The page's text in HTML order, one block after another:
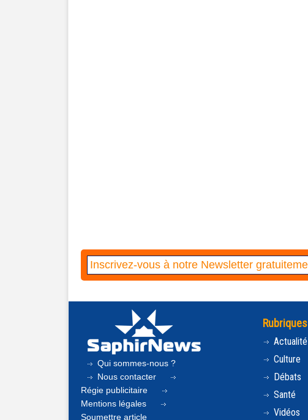
Qui sommes-nous ?
Nous contacter
Régie publicitaire
Mentions légales
Soumettre article
Rubriques
Actualité
Culture
Débats
Santé
Vidéos